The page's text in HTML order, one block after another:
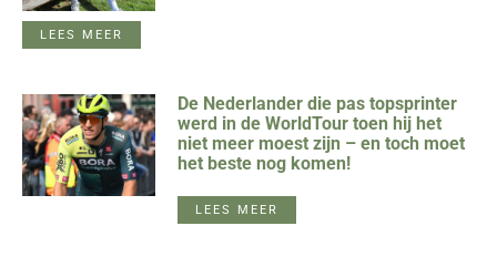
LEES MEER
De Nederlander die pas topsprinter
werd in de WorldTour toen hij het
niet meer moest zijn – en toch moet
het beste nog komen!
LEES MEER